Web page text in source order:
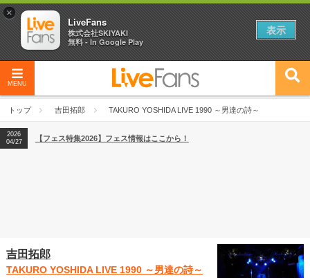
MENU
トップ 吉田拓郎 TAKURO YOSHIDA LIVE 1990 ～男達の詩～
2026
04/27
2026
【ライブ動員ランキング】2026年上半期編発表！
2026
04/27
【フェス特集2026】フェス情報はここから！
吉田拓郎
TAKURO YOSHIDA LIVE 1990 ～男達の詩～
×
LiveFans
株式会社SKIYAKI
無料 - In Google Play
表示